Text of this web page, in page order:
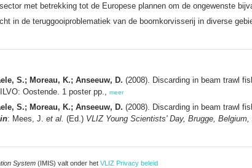
met betrekking tot de Europese plannen om de ongewenste
in de teruggooiproblematiek van de boomkorvisserij in diverse
S.; Moreau, K.; Anseeuw, D. (2008). Discarding in beam trawl
Oostende. 1 poster pp.,
meer
S.; Moreau, K.; Anseeuw, D. (2008). Discarding in beam trawl
in: Mees, J. et al. (Ed.) VLIZ Young Scientists' Day, Brugge,
System (IMIS) valt onder het VLIZ Privacy beleid